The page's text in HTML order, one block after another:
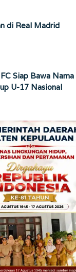
di Real Madrid
Siap Bawa Nama
U-17 Nasional